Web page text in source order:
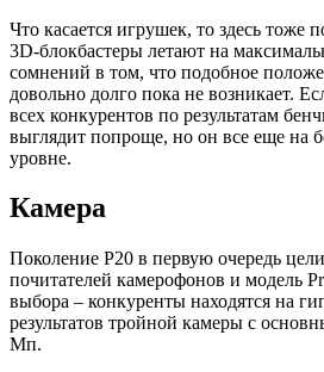
Что касается игрушек, то здесь
3D-блокбастеры летают на
сомнений в том, что подобное
довольно долго пока не возникает.
всех конкурентов по результатам
выглядит попроще, но он все еще на
уровне.
Камера
Поколение P20 в первую очередь
почитателей камерофонов и модель
выбора – конкуренты находятся на
результатов тройной камеры с
Мп.